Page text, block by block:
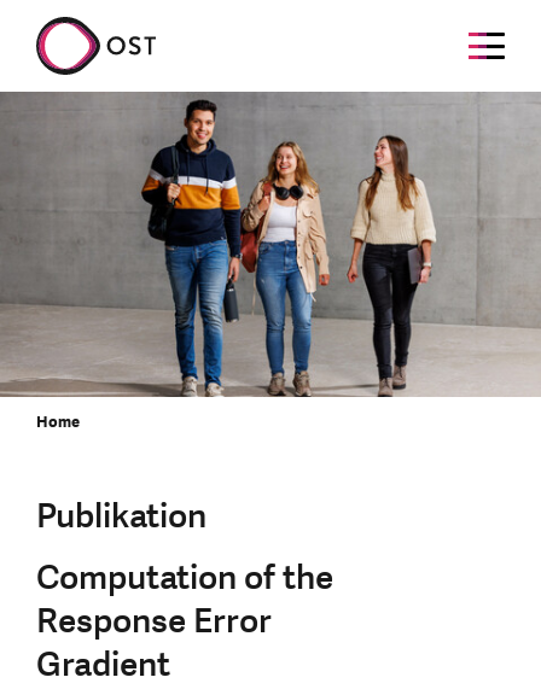
Home
Publikation
Computation of the
Response Error
Gradient